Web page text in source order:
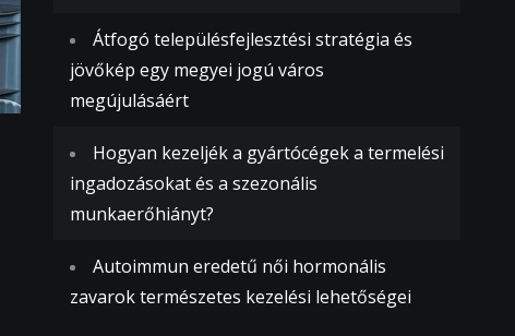
Átfogó településfejlesztési stratégia és
jövőkép egy megyei jogú város
megújulásáért
Hogyan kezeljék a gyártócégek a termelési
ingadozásokat és a szezonális
munkaerőhiányt?
Autoimmun eredetű női hormonális
zavarok természetes kezelési lehetőségei